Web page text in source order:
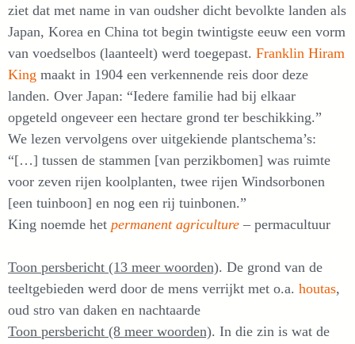
ziet dat met name in van oudsher dicht bevolkte landen als
Japan, Korea en China tot begin twintigste eeuw een vorm
van voedselbos (laanteelt) werd toegepast. Franklin Hiram
King maakt in 1904 een verkennende reis door deze
landen. Over Japan: “Iedere familie had bij elkaar
opgeteld ongeveer een hectare grond ter beschikking.”
We lezen vervolgens over uitgekiende plantschema’s:
“[…] tussen de stammen [van perzikbomen] was ruimte
voor zeven rijen koolplanten, twee rijen Windsorbonen
[een tuinboon] en nog een rij tuinbonen.”
King noemde het permanent agriculture – permacultuur
Toon persbericht (13 meer woorden). De grond van de
teeltgebieden werd door de mens verrijkt met o.a. houtas,
oud stro van daken en nachtaarde
Toon persbericht (8 meer woorden). In die zin is wat de